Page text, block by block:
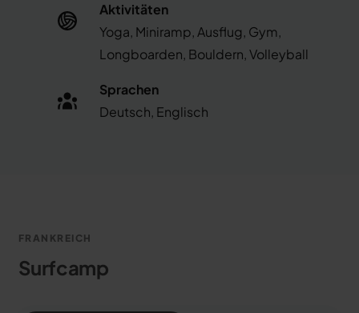
Aktivitäten
Yoga, Miniramp, Ausflug, Gym,
Longboarden, Bouldern, Volleyball
Sprachen
Deutsch, Englisch
FRANKREICH
Surfcamp